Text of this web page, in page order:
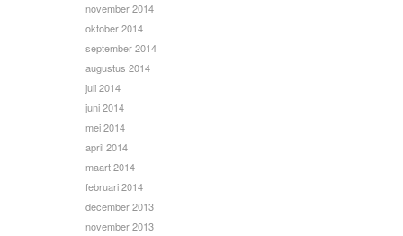
november 2014
oktober 2014
september 2014
augustus 2014
juli 2014
juni 2014
mei 2014
april 2014
maart 2014
februari 2014
december 2013
november 2013